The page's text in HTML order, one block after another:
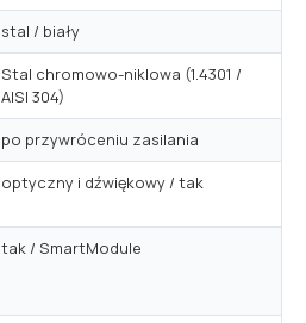
stal / biały
Stal chromowo-niklowa (1.4301 /
AISI 304)
po przywróceniu zasilania
optyczny i dźwiękowy / tak
tak / SmartModule